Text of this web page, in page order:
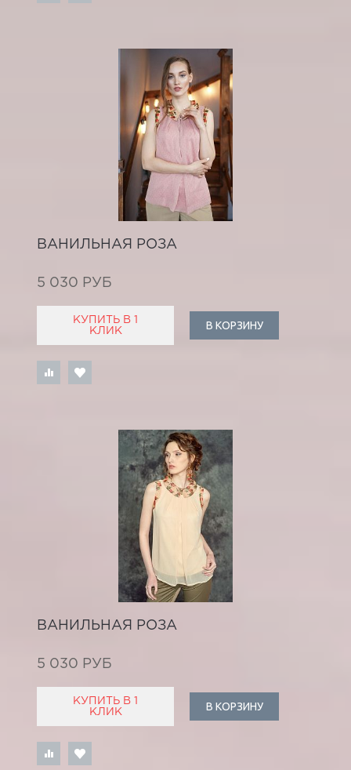
ВАНИЛЬНАЯ РОЗА
5 030 РУБ
КУПИТЬ В 1
КЛИК
В КОРЗИНУ
ВАНИЛЬНАЯ РОЗА
5 030 РУБ
КУПИТЬ В 1
КЛИК
В КОРЗИНУ